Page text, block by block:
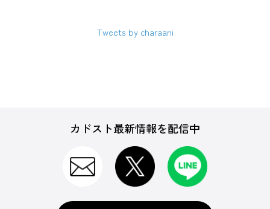
Tweets by charaani
カドスト最新情報を配信中